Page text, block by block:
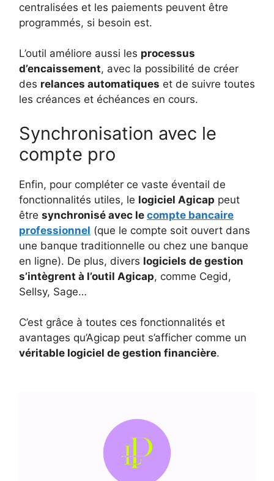
centralisées et les paiements peuvent être
programmés, si besoin est.
L’outil améliore aussi les processus
d’encaissement, avec la possibilité de créer
des relances automatiques et de suivre toutes
les créances et échéances en cours.
Synchronisation avec le
compte pro
Enfin, pour compléter ce vaste éventail de
fonctionnalités utiles, le logiciel Agicap peut
être synchronisé avec le compte bancaire
professionnel (que le compte soit ouvert dans
une banque traditionnelle ou chez une banque
en ligne). De plus, divers logiciels de gestion
s’intègrent à l’outil Agicap, comme Cegid,
Sellsy, Sage…
C’est grâce à toutes ces fonctionnalités et
avantages qu’Agicap peut s’afficher comme un
véritable logiciel de gestion financière.